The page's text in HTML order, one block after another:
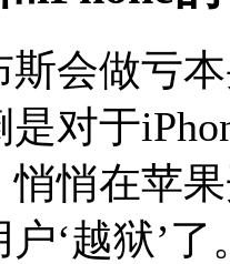
斯会做亏
对于
悄悄在苹
‘越狱’